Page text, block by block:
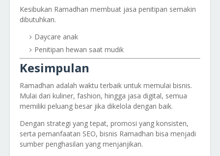
Kesibukan Ramadhan membuat jasa penitipan semakin
dibutuhkan.
Daycare anak
Penitipan hewan saat mudik
Kesimpulan
Ramadhan adalah waktu terbaik untuk memulai bisnis.
Mulai dari kuliner, fashion, hingga jasa digital, semua
memiliki peluang besar jika dikelola dengan baik.
Dengan strategi yang tepat, promosi yang konsisten,
serta pemanfaatan SEO, bisnis Ramadhan bisa menjadi
sumber penghasilan yang menjanjikan.